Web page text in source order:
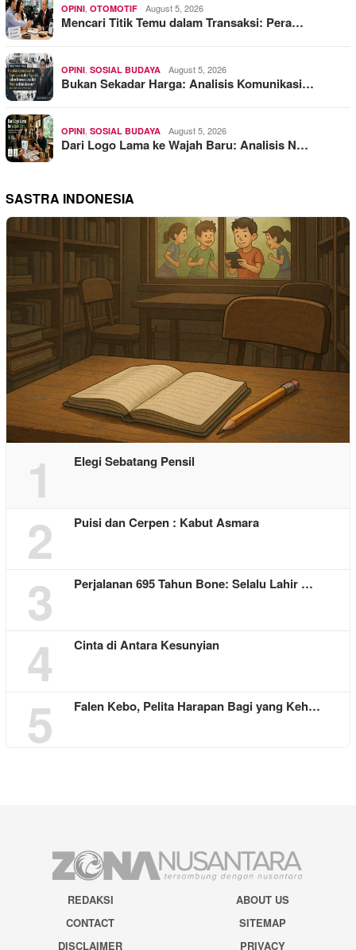
OPINI OTOMOTIF August 5, 2026
Mencari Titik Temu dalam Transaksi: Pera…
OPINI SOSIAL BUDAYA August 5, 2026
Bukan Sekadar Harga: Analisis Komunikasi…
OPINI SOSIAL BUDAYA August 5, 2026
Dari Logo Lama ke Wajah Baru: Analisis N…
SASTRA INDONESIA
1 Elegi Sebatang Pensil
2 Puisi dan Cerpen : Kabut Asmara
3 Perjalanan 695 Tahun Bone: Selalu Lahir …
4 Cinta di Antara Kesunyian
5 Falen Kebo, Pelita Harapan Bagi yang Keh…
REDAKSI
ABOUT US
CONTACT
SITEMAP
DISCLAIMER
PRIVACY